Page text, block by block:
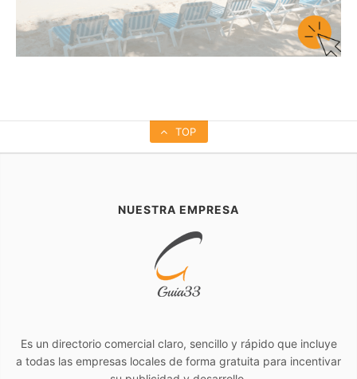
TOP
NUESTRA EMPRESA
Es un directorio comercial claro, sencillo y rápido que incluye
a todas las empresas locales de forma gratuita para incentivar